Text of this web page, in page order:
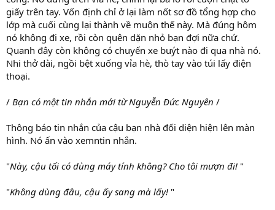
giấy trên tay. Vốn định chỉ ở lại làm nốt sơ đồ tổng hợp cho
lớp mà cuối cùng lại thành về muộn thế này. Mà đúng hôm
nó không đi xe, rồi còn quên dặn nhỏ bạn đợi nữa chứ.
Quanh đây còn không có chuyến xe buýt nào đi qua nhà nó.
Nhi thở dài, ngồi bệt xuống vỉa hè, thò tay vào túi lấy điện
thoại.
/ Bạn có một tin nhắn mới từ Nguyễn Đức Nguyên /
Thông báo tin nhắn của cậu bạn nhà đối diện hiện lên màn
hình. Nó ấn vào xemntin nhắn.
"Này, cậu tối có dùng máy tính không? Cho tôi mượn đi! "
"Không dùng đâu, cậu ấy sang mà lấy! "